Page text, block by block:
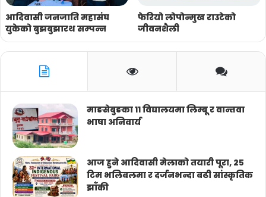
आदिवासी जनजाति महासंघ
युकेको बुझबुझारथ सम्पन्न
फेरियो लोपोन्मुख राउटेको
जीवनशैली
माङसेबुङका ११ विद्यालयमा लिम्बू र वान्तवा
भाषा अनिवार्य
आज हुने आदिवासी मेलाको तयारी पूरा, २५
टिम भलिबलमा र दर्जनभन्दा बढी सांस्कृतिक
झाँकी